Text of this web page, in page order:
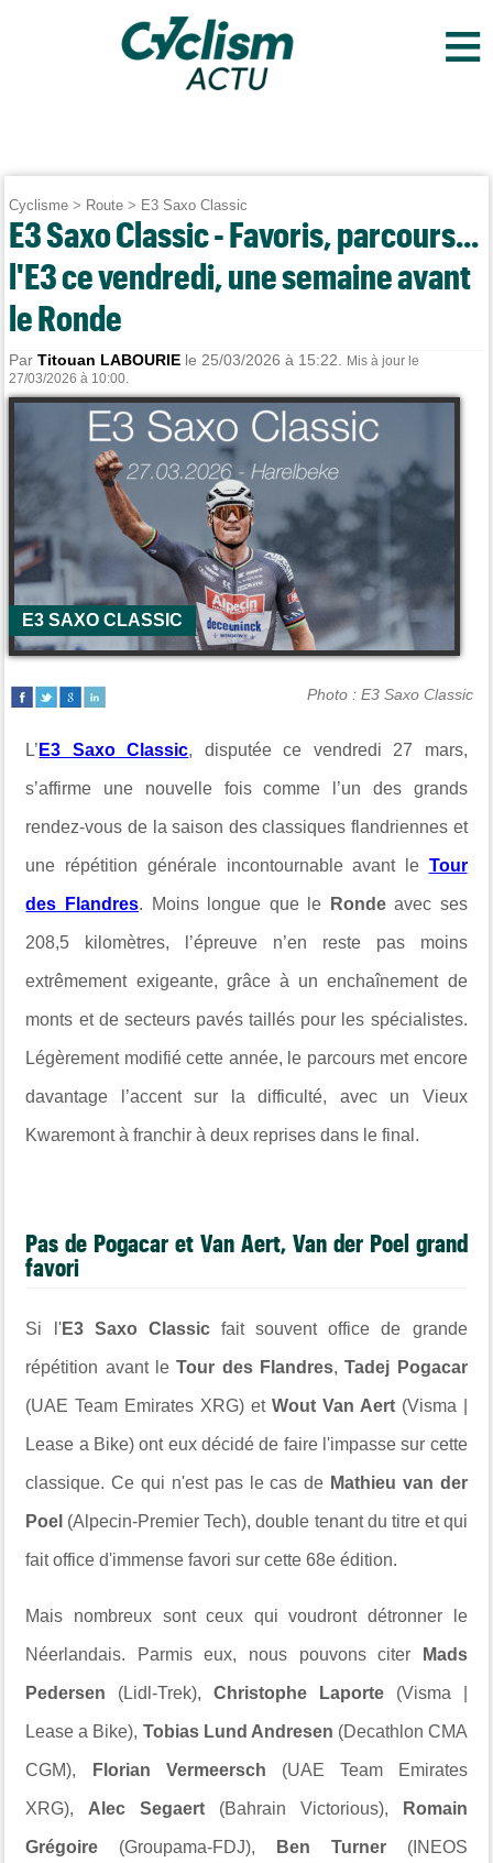
≡
Cyclisme > Route > E3 Saxo Classic
E3 Saxo Classic - Favoris, parcours...
l'E3 ce vendredi, une semaine avant
le Ronde
ParTitouan LABOURIE le 25/03/2026 à 15:22.
Mis à jour le
27/03/2026 à 10:00.
E3 SAXO CLASSIC
Photo : E3 Saxo Classic
L’ E3 Saxo Classic, disputée ce vendredi 27 mars,
s’affirme une nouvelle fois comme l’un des grands
rendez-vous de la saison des classiques flandriennes et
une répétition générale incontournable avant le Tour
des Flandres. Moins longue que le Rondeavec ses
208,5 kilomètres, l’épreuve n’en reste pas moins
extrêmement exigeante, grâce à un enchaînement de
monts et de secteurs pavés taillés pour les spécialistes.
Légèrement modifié cette année, le parcours met encore
davantage l’accent sur la difficulté, avec un Vieux
Kwaremont à franchir à deux reprises dans le final.
Pas de Pogacar et Van Aert, Van der Poel grand
favori
Si l'E3 Saxo Classicfait souvent office de grande
répétition avant leTour des Flandres,Tadej Pogacar
(UAE Team Emirates XRG) etWout Van Aert(Visma |
Lease a Bike) ont eux décidé de faire l'impasse sur cette
classique. Ce qui n'est pas le cas de Mathieu van der
Poel (Alpecin-Premier Tech), double tenant du titre et qui
fait office d'immense favori sur cette 68e édition.
Mais nombreux sont ceux qui voudront détronner le
Néerlandais. Parmis eux, nous pouvons citer Mads
Pedersen (Lidl-Trek),Christophe Laporte(Visma |
Lease a Bike), Tobias Lund Andresen (Decathlon CMA
CGM), Florian Vermeersch (UAE Team Emirates
XRG), Alec Segaert (Bahrain Victorious), Romain
Grégoire (Groupama-FDJ), Ben Turner (INEOS